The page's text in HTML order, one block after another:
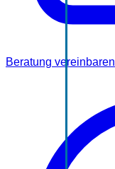
Beratung vereinbaren